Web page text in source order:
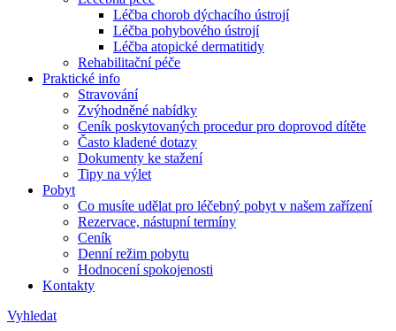
Léčba chorob dýchacího ústrojí
Léčba pohybového ústrojí
Léčba atopické dermatitidy
Rehabilitační péče
Praktické info
Stravování
Zvýhodněné nabídky
Ceník poskytovaných procedur pro doprovod dítěte
Často kladené dotazy
Dokumenty ke stažení
Tipy na výlet
Pobyt
Co musíte udělat pro léčebný pobyt v našem zařízení
Rezervace, nástupní termíny
Ceník
Denní režim pobytu
Hodnocení spokojenosti
Kontakty
Vyhledat